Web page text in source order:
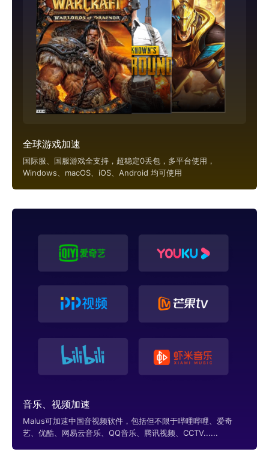
全球游戏加速
国际服、国服游戏全支持，超稳定0丢包，多平台使用，
Windows、macOS、iOS、Android 均可使用
音乐、视频加速
Malus可加速中国音视频软件，包括但不限于哔哩哔哩、爱奇
艺、优酷、网易云音乐、QQ音乐、腾讯视频、CCTV......